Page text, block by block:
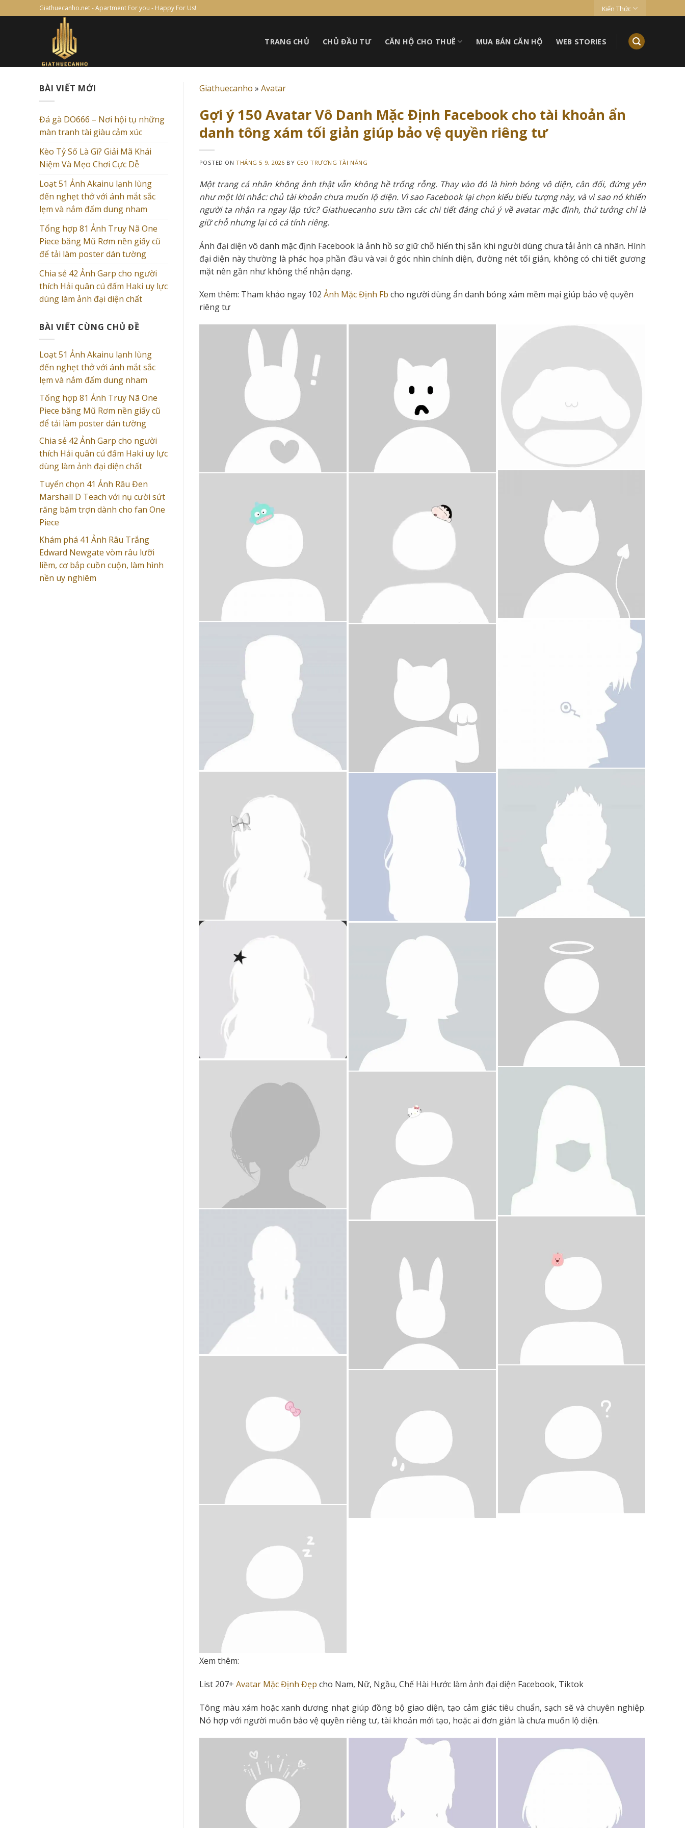
to
Giathuecanho.net - Apartment For you - Happy For Us! Kiến Thức
TRANG CHỦ CHỦ ĐẦU TƯ CĂN HỘ CHO THUÊ MUA BÁN CĂN HỘ WEB STORIES
BÀI VIẾT MỚI
Đá gà DO666 – Nơi hội tụ những
màn tranh tài giàu cảm xúc
Kèo Tỷ Số Là Gì? Giải Mã Khái
Niệm Và Mẹo Chơi Cực Dễ
Loạt 51 Ảnh Akainu lạnh lùng
đến nghẹt thở với ánh mắt sắc
lẹm và nắm đấm dung nham
Tổng hợp 81 Ảnh Truy Nã One
Piece băng Mũ Rơm nền giấy cũ
để tải làm poster dán tường
Chia sẻ 42 Ảnh Garp cho người
thích Hải quân cú đấm Haki uy lực
dùng làm ảnh đại diện chất
BÀI VIẾT CÙNG CHỦ ĐỀ
Loạt 51 Ảnh Akainu lạnh lùng
đến nghẹt thở với ánh mắt sắc
lẹm và nắm đấm dung nham
Tổng hợp 81 Ảnh Truy Nã One
Piece băng Mũ Rơm nền giấy cũ
để tải làm poster dán tường
Chia sẻ 42 Ảnh Garp cho người
thích Hải quân cú đấm Haki uy lực
dùng làm ảnh đại diện chất
Tuyển chọn 41 Ảnh Râu Đen
Marshall D Teach với nụ cười sứt
răng bặm trợn dành cho fan One
Piece
Khám phá 41 Ảnh Râu Trắng
Edward Newgate vòm râu lưỡi
liềm, cơ bắp cuồn cuộn, làm hình
nền uy nghiêm
Giathuecanho » Avatar
Gợi ý 150 Avatar Vô Danh Mặc Định Facebook cho tài khoản ẩn
danh tông xám tối giản giúp bảo vệ quyền riêng tư
POSTED ONTHÁNG 5 9, 2026 BY CEO TRƯƠNG TÀI NĂNG
Một trang cá nhân không ảnh thật vẫn không hề trống rỗng. Thay vào đó là hình bóng vô diện, cân đối, đứng yên
như một lời nhắc: chủ tài khoản chưa muốn lộ diện. Vì sao Facebook lại chọn kiểu biểu tượng này, và vì sao nó khiến
người ta nhận ra ngay lập tức? Giathuecanho sưu tầm các chi tiết đáng chú ý về avatar mặc định, thứ tưởng chỉ là
giữ chỗ nhưng lại có cá tính riêng.
Ảnh đại diện vô danh mặc định Facebook là ảnh hồ sơ giữ chỗ hiển thị sẵn khi người dùng chưa tải ảnh cá nhân. Hình
đại diện này thường là phác họa phần đầu và vai ở góc nhìn chính diện, đường nét tối giản, không có chi tiết gương
mặt nên gần như không thể nhận dạng.
Xem thêm: Tham khảo ngay 102 Ảnh Mặc Định Fb cho người dùng ẩn danh bóng xám mềm mại giúp bảo vệ quyền
riêng tư
Xem thêm:
List 207+ Avatar Mặc Định Đẹp cho Nam, Nữ, Ngầu, Chế Hài Hước làm ảnh đại diện Facebook, Tiktok
Tông màu xám hoặc xanh dương nhạt giúp đồng bộ giao diện, tạo cảm giác tiêu chuẩn, sạch sẽ và chuyên nghiệp.
Nó hợp với người muốn bảo vệ quyền riêng tư, tài khoản mới tạo, hoặc ai đơn giản là chưa muốn lộ diện.